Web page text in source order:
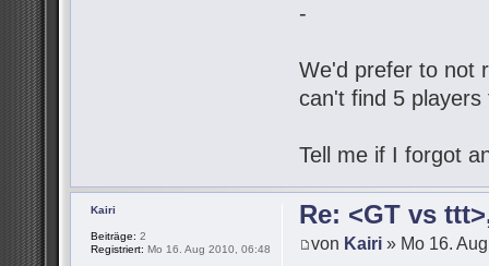
-
We'd prefer to not
can't find 5
Tell me if I forgot
Re: <GT vs
von Kairi » Mo 16.
Kairi
Beiträge: 2
Registriert: Mo 16. Aug 2010, 06:48